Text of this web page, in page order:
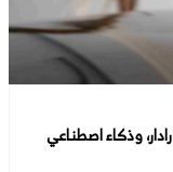
كل تفاصيل ADAS في زيكر 001: 5 كاميرات، 12 رادار، وذكاء اصطناعي